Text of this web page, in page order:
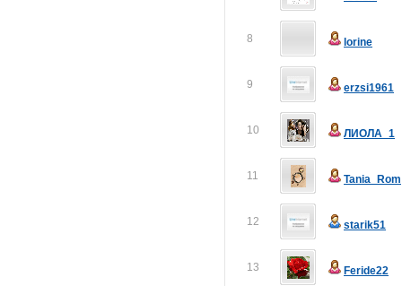
8 lorine
9 erzsi1961
10 ЛИОЛА_1
11 Tania_Rom
12 starik51
13 Feride22